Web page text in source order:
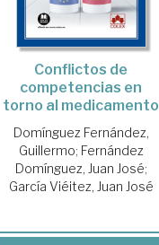
Conflictos de
competencias en
torno al medicamento
Domínguez Fernández,
Guillermo; Fernández
Domínguez, Juan José;
García Viéitez, Juan José